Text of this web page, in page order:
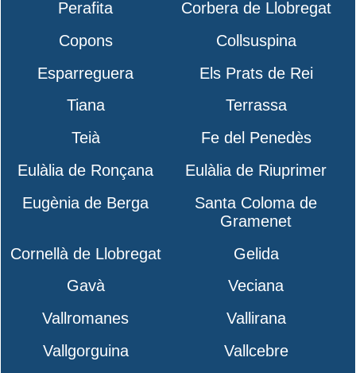
Perafita
Corbera de Llobregat
Copons
Collsuspina
Esparreguera
Els Prats de Rei
Tiana
Terrassa
Teià
Fe del Penedès
Eulàlia de Ronçana
Eulàlia de Riuprimer
Eugènia de Berga
Santa Coloma de
Gramenet
Cornellà de Llobregat
Gelida
Gavà
Veciana
Vallromanes
Vallirana
Vallgorguina
Vallcebre